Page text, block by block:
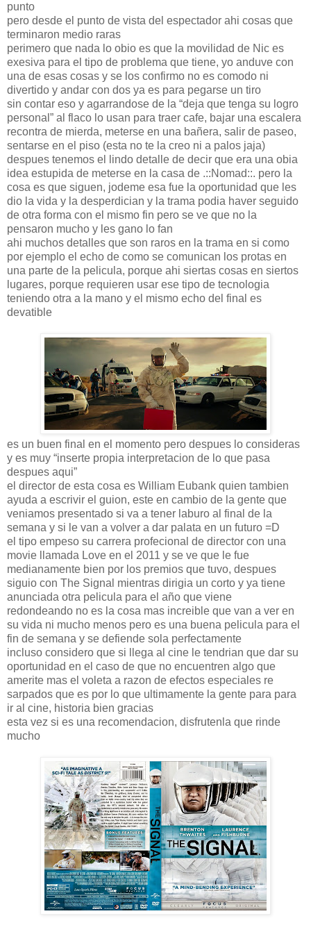
punto
pero desde el punto de vista del espectador ahi cosas que
terminaron medio raras
perimero que nada lo obio es que la movilidad de Nic es
exesiva para el tipo de problema que tiene, yo anduve con
una de esas cosas y se los confirmo no es comodo ni
divertido y andar con dos ya es para pegarse un tiro
sin contar eso y agarrandose de la “deja que tenga su logro
personal” al flaco lo usan para traer cafe, bajar una escalera
recontra de mierda, meterse en una bañera, salir de paseo,
sentarse en el piso (esta no te la creo ni a palos jaja)
despues tenemos el lindo detalle de decir que era una obia
idea estupida de meterse en la casa de .::Nomad::. pero la
cosa es que siguen, jodeme esa fue la oportunidad que les
dio la vida y la desperdician y la trama podia haver seguido
de otra forma con el mismo fin pero se ve que no la
pensaron mucho y les gano lo fan
ahi muchos detalles que son raros en la trama en si como
por ejemplo el echo de como se comunican los protas en
una parte de la pelicula, porque ahi siertas cosas en siertos
lugares, porque requieren usar ese tipo de tecnologia
teniendo otra a la mano y el mismo echo del final es
devatible
es un buen final en el momento pero despues lo consideras
y es muy “inserte propia interpretacion de lo que pasa
despues aqui”
el director de esta cosa es William Eubank quien tambien
ayuda a escrivir el guion, este en cambio de la gente que
veniamos presentado si va a tener laburo al final de la
semana y si le van a volver a dar palata en un futuro =D
el tipo empeso su carrera profecional de director con una
movie llamada Love en el 2011 y se ve que le fue
medianamente bien por los premios que tuvo, despues
siguio con The Signal mientras dirigia un corto y ya tiene
anunciada otra pelicula para el año que viene
redondeando no es la cosa mas increible que van a ver en
su vida ni mucho menos pero es una buena pelicula para el
fin de semana y se defiende sola perfectamente
incluso considero que si llega al cine le tendrian que dar su
oportunidad en el caso de que no encuentren algo que
amerite mas el voleta a razon de efectos especiales re
sarpados que es por lo que ultimamente la gente para para
ir al cine, historia bien gracias
esta vez si es una recomendacion, disfrutenla que rinde
mucho